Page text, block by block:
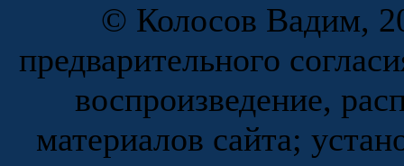
© Колосов Вадим,
предварительного
воспроизведение,
материалов сайта;